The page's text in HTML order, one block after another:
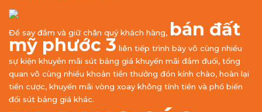
Để say đắm và giữ chân quý khách hàng, bán đất
mỹ phước 3 liên tiếp trình bày vô cùng nhiều
sự kiện khuyễn mãi sút bảng giá khuyến mãi đắm đuối, tổng
quan vô cùng nhiều khoản tiền thưởng đón kính chào, hoàn lại
tiền cược, khuyến mãi vòng xoay không tính tiền và phổ biến
đổi sút bảng giá khác.